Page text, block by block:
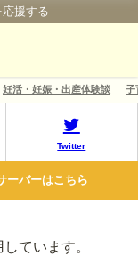
援する
妊活・妊娠・出産体験談 子
Twitter
ーバーはこちら
ています。